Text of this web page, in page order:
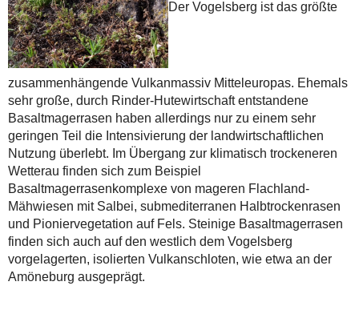
Der Vogelsberg ist das größte
zusammenhängende Vulkanmassiv Mitteleuropas. Ehemals
sehr große, durch Rinder-Hutewirtschaft entstandene
Basaltmagerrasen haben allerdings nur zu einem sehr
geringen Teil die Intensivierung der landwirtschaftlichen
Nutzung überlebt. Im Übergang zur klimatisch trockeneren
Wetterau finden sich zum Beispiel
Basaltmagerrasenkomplexe von mageren Flachland-
Mähwiesen mit Salbei, submediterranen Halbtrockenrasen
und Pioniervegetation auf Fels. Steinige Basaltmagerrasen
finden sich auch auf den westlich dem Vogelsberg
vorgelagerten, isolierten Vulkanschloten, wie etwa an der
Amöneburg ausgeprägt.